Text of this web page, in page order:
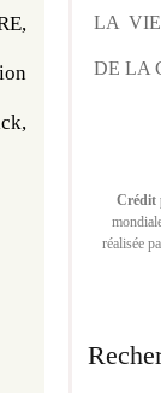
LA
DE LA
Crédit
réalisée